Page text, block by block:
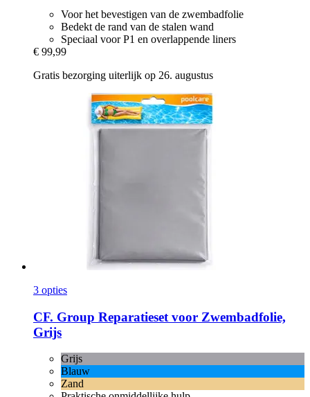
Voor het bevestigen van de zwembadfolie
Bedekt de rand van de stalen wand
Speciaal voor P1 en overlappende liners
€ 99,99
Gratis bezorging uiterlijk op 26. augustus
3 opties
CF. Group Reparatieset voor Zwembadfolie,
Grijs
Grijs
Blauw
Zand